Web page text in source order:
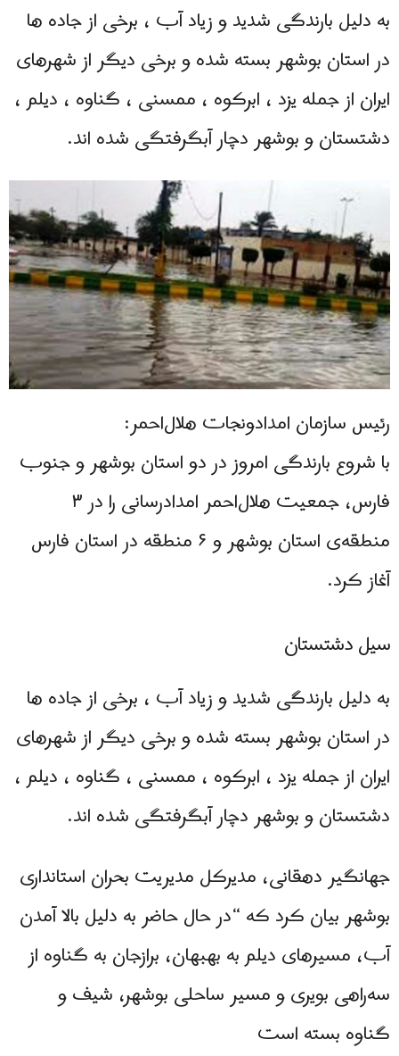
به دلیل بارندگی شدید و زیاد آب ، برخی از جاده ها
در استان بوشهر بسته شده و برخی دیگر از شهرهای
ایران از جمله یزد ، ابرکوه ، ممسنی ، گناوه ، ديلم ،
دشتستان و بوشهر دچار آبگرفتگی شده اند.
رئیس سازمان امدادونجات هلال‌احمر:
با شروع بارندگی امروز در دو استان بوشهر و جنوب
فارس، جمعیت هلال‌احمر امدادرسانی را در ۳
منطقه‌ی استان بوشهر و ۶ منطقه در استان فارس
آغاز کرد.
سیل دشتستان
به دلیل بارندگی شدید و زیاد آب ، برخی از جاده ها
در استان بوشهر بسته شده و برخی دیگر از شهرهای
ایران از جمله یزد ، ابرکوه ، ممسنی ، گناوه ، ديلم ،
دشتستان و بوشهر دچار آبگرفتگی شده اند.
جهانگیر دهقانی، مدیرکل مدیریت بحران استانداری
بوشهر بيان كرد که “در حال حاضر به دلیل بالا آمدن
آب، مسیرهای دیلم به بهبهان، برازجان به گناوه از
سه‌راهی بویری و مسیر ساحلی بوشهر، شیف و
گناوه بسته است